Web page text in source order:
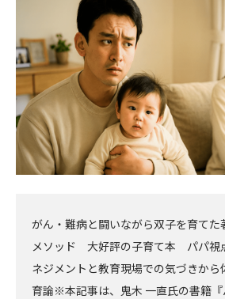
がん・難病と闘いながら双子を育てた
メソッド 大好評の子育て本 パパ視
ネジメントと教育現場での気づきから
育論※本記事は、鬼木 一直氏の書籍